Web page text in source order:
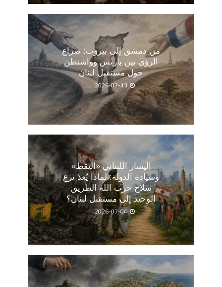
من دمشق إلى بيروت: صراع
الرؤى بين باريس وواشنطن
حول مستقبل لبنان
2026-07-13
اليسار اللبناني «اليقظ»
وسيادة الدولة: لماذا يُعدّ نزع
سلاح حزب الله الطريق
الوحيد إلى مستقبل لبنان؟
2026-07-04